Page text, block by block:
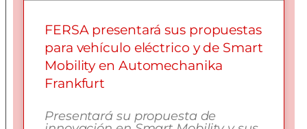
FERSA presentará sus propuestas
para vehículo eléctrico y de Smart
Mobility en Automechanika
Frankfurt
Presentará su propuesta de